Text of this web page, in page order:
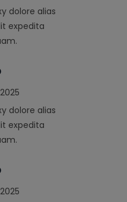
dolore alias
expedita
dolore alias
expedita